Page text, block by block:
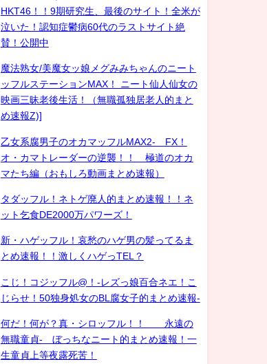
HKT46！！9期研究生、最後のサイト！全米が
泣いた！認知症鬱病60代のラストサイト絶
賛！公開中
魔法熟女/美魔女ッ娘メグみみちゃんのニート
ッフルステーションMAX！ ニート仙人仙女の
映画三昧老後生活！（無職孤独居老人的まと
め速報Z)]
乙女系腐男子のオカマッフルMAX2- FX！
オ・カマトレーダーの逆襲！！ 極道のオカ
マたち編（おもしろ動画まとめ速報）
タダッフル！ネトゲ廃人的まとめ速報！！ネ
ット乞食DE2000万パワーズ！
新・ハゲッフル！哀愁のハゲ男の髪ってるま
とめ速報！！激しくハゲっTEL？
こじ！コジッフル@！-レズっ娘百合ネエ！こ
じらせ！50独身処女のBL腐女子的まとめ速報-
何だ！何が？真・シロッフル！！ 永遠の
無職童貞- ぼっちなニート的まとめ速報！一
生童貞上等夜露死苦！